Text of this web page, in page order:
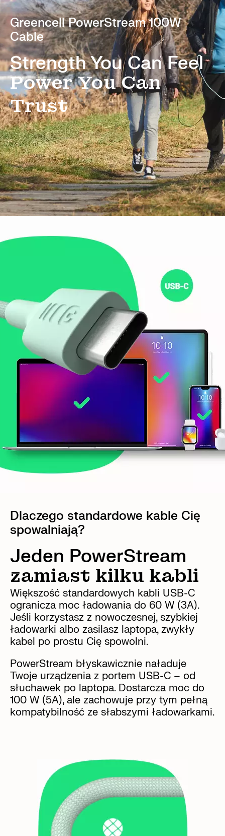
Greencell PowerStream 100W
Cable
Strength You Can Feel
Power You Can
Trust
Dlaczego standardowe kable Cię
spowalniają?
Jeden PowerStream
zamiast kilku kabli
Większość standardowych kabli USB-C
ogranicza moc ładowania do 60 W (3A).
Jeśli korzystasz z nowoczesnej, szybkiej
ładowarki albo zasilasz laptopa, zwykły
kabel po prostu Cię spowolni.
PowerStream błyskawicznie naładuje
Twoje urządzenia z portem USB-C – od
słuchawek po laptopa. Dostarcza moc do
100 W (5A), ale zachowuje przy tym pełną
kompatybilność ze słabszymi ładowarkami.